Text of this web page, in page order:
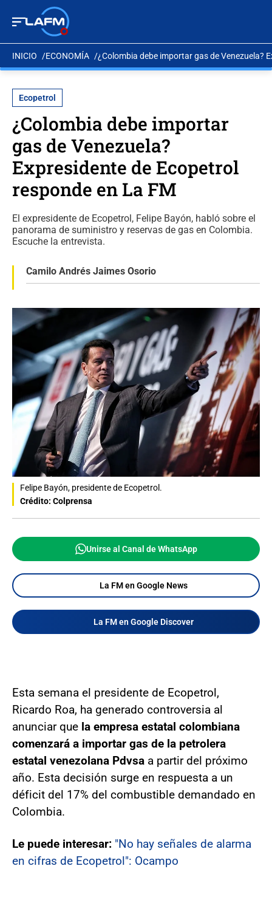
INICIO ECONOMÍA ¿Colombia debe importar gas de Venezuela?
Ecopetrol
¿Colombia debe importar
gas de Venezuela?
Expresidente de Ecopetrol
responde en La FM
El expresidente de Ecopetrol, Felipe Bayón, habló sobre el
panorama de suministro y reservas de gas en Colombia.
Escuche la entrevista.
Camilo Andrés Jaimes Osorio
Felipe Bayón, presidente de Ecopetrol.
Crédito: Colprensa
Unirse al Canal de WhatsApp
La FM en Google News
La FM en Google Discover
Esta semana el presidente de Ecopetrol,
Ricardo Roa, ha generado controversia al
anunciar que la empresa estatal colombiana
comenzará a importar gas de la petrolera
estatal venezolana Pdvsa a partir del próximo
año. Esta decisión surge en respuesta a un
déficit del 17% del combustible demandado en
Colombia.
Le puede interesar: "No hay señales de alarma
en cifras de Ecopetrol": Ocampo